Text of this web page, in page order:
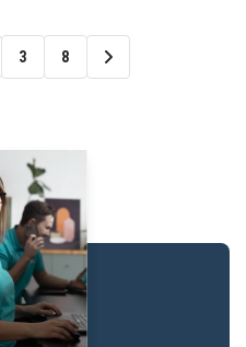
3 8